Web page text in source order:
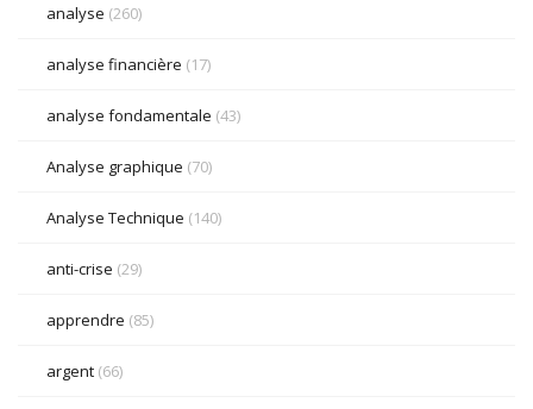
analyse (260)
analyse financière (17)
analyse fondamentale (43)
Analyse graphique (70)
Analyse Technique (140)
anti-crise (29)
apprendre (85)
argent (66)